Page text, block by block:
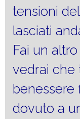
tensioni
lasciati
Fai un
vedrai che
benessere
dovuto a